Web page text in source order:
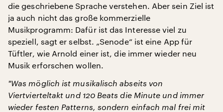
die geschriebene Sprache verstehen. Aber sein Ziel ist
ja auch nicht das große kommerzielle
Musikprogramm: Dafür ist das Interesse viel zu
speziell, sagt er selbst. „Senode“ ist eine App für
Tüftler, wie Arnold einer ist, die immer wieder neu
Musik erforschen wollen.
"Was möglich ist musikalisch abseits von
Viertvierteltakt und 120 Beats die Minute und immer
wieder festen Patterns, sondern einfach mal frei mit